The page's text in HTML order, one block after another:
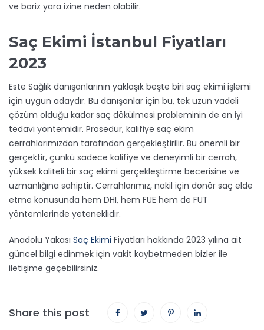
ve bariz yara izine neden olabilir.
Saç Ekimi İstanbul Fiyatları
2023
Este Sağlık danışanlarının yaklaşık beşte biri saç ekimi işlemi
için uygun adaydır. Bu danışanlar için bu, tek uzun vadeli
çözüm olduğu kadar saç dökülmesi probleminin de en iyi
tedavi yöntemidir. Prosedür, kalifiye saç ekim
cerrahlarımızdan tarafından gerçekleştirilir. Bu önemli bir
gerçektir, çünkü sadece kalifiye ve deneyimli bir cerrah,
yüksek kaliteli bir saç ekimi gerçekleştirme becerisine ve
uzmanlığına sahiptir. Cerrahlarımız, nakil için donör saç elde
etme konusunda hem DHI, hem FUE hem de FUT
yöntemlerinde yeteneklidir.
Anadolu Yakası Saç Ekimi Fiyatları hakkında 2023 yılına ait
güncel bilgi edinmek için vakit kaybetmeden bizler ile
iletişime geçebilirsiniz.
Share this post